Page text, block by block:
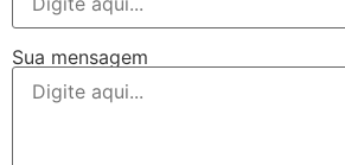
Sua mensagem